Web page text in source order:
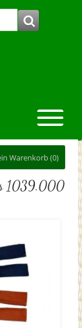
Warenkorb(0)
1039.000